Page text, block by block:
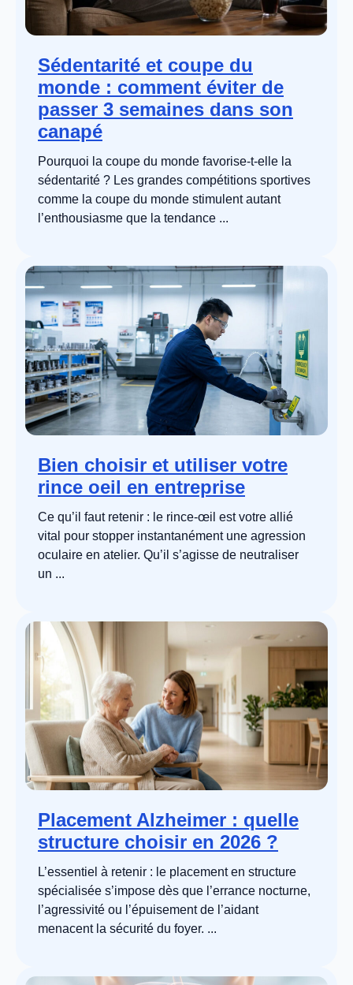
Sédentarité et coupe du
monde : comment éviter de
passer 3 semaines dans son
canapé
Pourquoi la coupe du monde favorise-t-elle la
sédentarité ? Les grandes compétitions sportives
comme la coupe du monde stimulent autant
l’enthousiasme que la tendance ...
Bien choisir et utiliser votre
rince oeil en entreprise
Ce qu’il faut retenir : le rince-œil est votre allié
vital pour stopper instantanément une agression
oculaire en atelier. Qu’il s’agisse de neutraliser
un ...
Placement Alzheimer : quelle
structure choisir en 2026 ?
L’essentiel à retenir : le placement en structure
spécialisée s’impose dès que l’errance nocturne,
l’agressivité ou l’épuisement de l’aidant
menacent la sécurité du foyer. ...